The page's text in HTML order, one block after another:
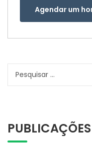
Agendar um
Pesquisar
PUBLICAÇÕES